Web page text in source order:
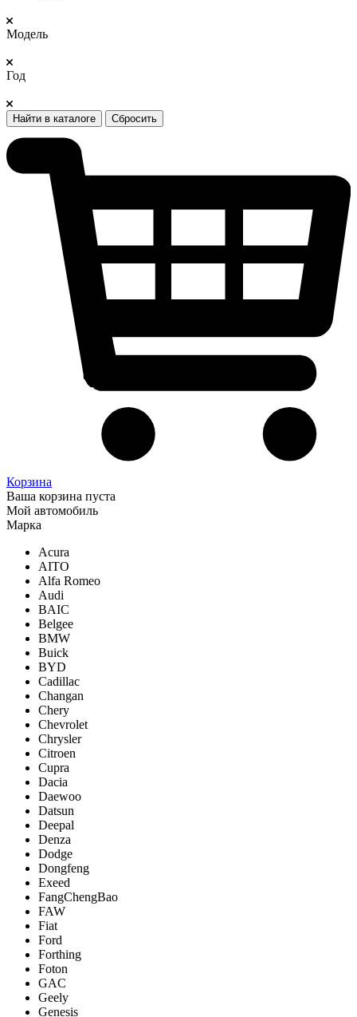
Модель
Год
Найти в каталоге Сбросить
Корзина
Ваша корзина пуста
Мой автомобиль
Марка
Acura
AITO
Alfa Romeo
Audi
BAIC
Belgee
BMW
Buick
BYD
Cadillac
Changan
Chery
Chevrolet
Chrysler
Citroen
Cupra
Dacia
Daewoo
Datsun
Deepal
Denza
Dodge
Dongfeng
Exeed
FangChengBao
FAW
Fiat
Ford
Forthing
Foton
GAC
Geely
Genesis